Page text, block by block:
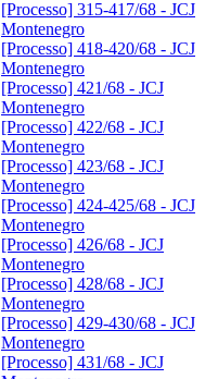
[Processo] 315-417/68 - JCJ
Montenegro
[Processo] 418-420/68 - JCJ
Montenegro
[Processo] 421/68 - JCJ
Montenegro
[Processo] 422/68 - JCJ
Montenegro
[Processo] 423/68 - JCJ
Montenegro
[Processo] 424-425/68 - JCJ
Montenegro
[Processo] 426/68 - JCJ
Montenegro
[Processo] 428/68 - JCJ
Montenegro
[Processo] 429-430/68 - JCJ
Montenegro
[Processo] 431/68 - JCJ